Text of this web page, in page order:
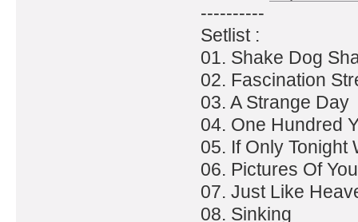
----------
Setlist :
01. Shake Dog
02. Fascination
03. A Strange Day
04. One Hundred
05. If Only Tonight
06. Pictures Of You
07. Just Like
08. Sinking